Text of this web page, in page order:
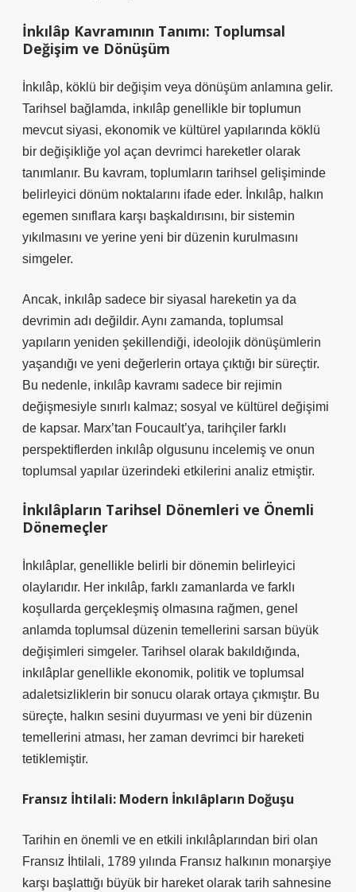
İnkılâp Kavramının Tanımı: Toplumsal
Değişim ve Dönüşüm
İnkılâp, köklü bir değişim veya dönüşüm anlamına gelir.
Tarihsel bağlamda, inkılâp genellikle bir toplumun
mevcut siyasi, ekonomik ve kültürel yapılarında köklü
bir değişikliğe yol açan devrimci hareketler olarak
tanımlanır. Bu kavram, toplumların tarihsel gelişiminde
belirleyici dönüm noktalarını ifade eder. İnkılâp, halkın
egemen sınıflara karşı başkaldırısını, bir sistemin
yıkılmasını ve yerine yeni bir düzenin kurulmasını
simgeler.
Ancak, inkılâp sadece bir siyasal hareketin ya da
devrimin adı değildir. Aynı zamanda, toplumsal
yapıların yeniden şekillendiği, ideolojik dönüşümlerin
yaşandığı ve yeni değerlerin ortaya çıktığı bir süreçtir.
Bu nedenle, inkılâp kavramı sadece bir rejimin
değişmesiyle sınırlı kalmaz; sosyal ve kültürel değişimi
de kapsar. Marx’tan Foucault’ya, tarihçiler farklı
perspektiflerden inkılâp olgusunu incelemiş ve onun
toplumsal yapılar üzerindeki etkilerini analiz etmiştir.
İnkılâpların Tarihsel Dönemleri ve Önemli
Dönemeçler
İnkılâplar, genellikle belirli bir dönemin belirleyici
olaylarıdır. Her inkılâp, farklı zamanlarda ve farklı
koşullarda gerçekleşmiş olmasına rağmen, genel
anlamda toplumsal düzenin temellerini sarsan büyük
değişimleri simgeler. Tarihsel olarak bakıldığında,
inkılâplar genellikle ekonomik, politik ve toplumsal
adaletsizliklerin bir sonucu olarak ortaya çıkmıştır. Bu
süreçte, halkın sesini duyurması ve yeni bir düzenin
temellerini atması, her zaman devrimci bir hareketi
tetiklemiştir.
Fransız İhtilali: Modern İnkılâpların Doğuşu
Tarihin en önemli ve en etkili inkılâplarından biri olan
Fransız İhtilali, 1789 yılında Fransız halkının monarşiye
karşı başlattığı büyük bir hareket olarak tarih sahnesine